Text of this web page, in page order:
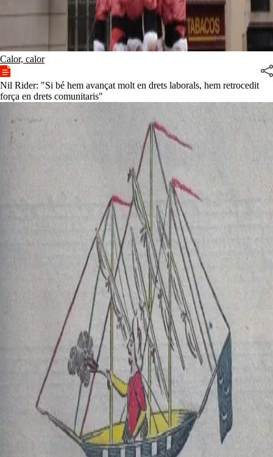
Calor, calor
Nil Rider: "Si bé hem avançat molt en drets laborals, hem retrocedit
força en drets comunitaris"